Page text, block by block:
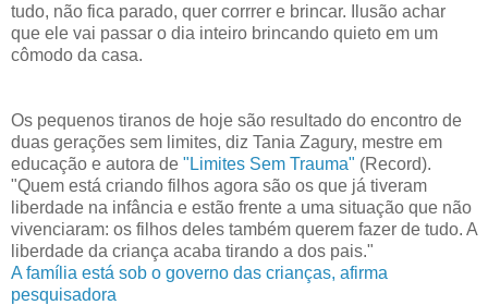
tudo, não fica parado, quer corrrer e brincar. Ilusão achar
que ele vai passar o dia inteiro brincando quieto em um
cômodo da casa.
Os pequenos tiranos de hoje são resultado do encontro de
duas gerações sem limites, diz Tania Zagury, mestre em
educação e autora de "Limites Sem Trauma" (Record).
"Quem está criando filhos agora são os que já tiveram
liberdade na infância e estão frente a uma situação que não
vivenciaram: os filhos deles também querem fazer de tudo. A
liberdade da criança acaba tirando a dos pais."
A família está sob o governo das crianças, afirma
pesquisadora